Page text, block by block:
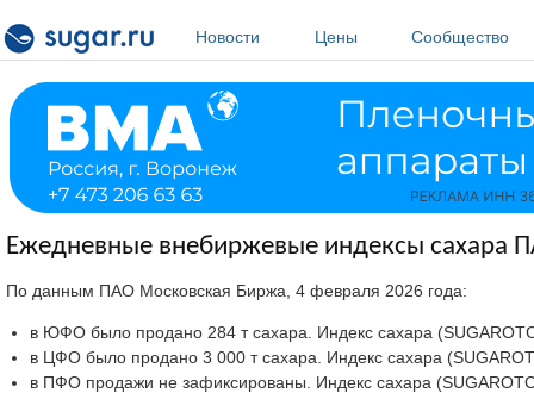
Новости
Цены Сообщество
Ежедневные внебиржевые индексы сахара
По данным ПАО Московская Биржа, 4 февраля 2026 года:
в ЮФО было продано 284 т сахара. Индекс сахара
в ЦФО было продано 3 000 т сахара. Индекс сахара
в ПФО продажи не зафиксированы. Индекс сахара